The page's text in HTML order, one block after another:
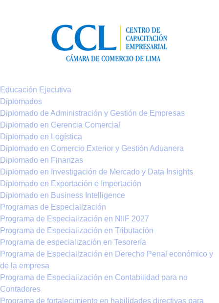
Educación Ejecutiva
Diplomados
Diplomado de Administración y Gestión de Empresas
Diplomado en Gerencia Comercial
Diplomado en Logística
Diplomado en Comercio Exterior y Gestión Aduanera
Diplomado en Finanzas
Diplomado en Investigación de Mercado y Data Insights
Diplomado en Exportación e Importación
Diplomado en Business Intelligence
Programas de Especialización
Programa de Especialización en NIIF 2027
Programa de Especialización en Tributación
Programa de especialización en Tesorería
Programa de Especialización en Derecho Penal económico y
de la empresa
Programa de Especialización en Contabilidad para no
Contadores
Programa de fortalecimiento en habilidades directivas para